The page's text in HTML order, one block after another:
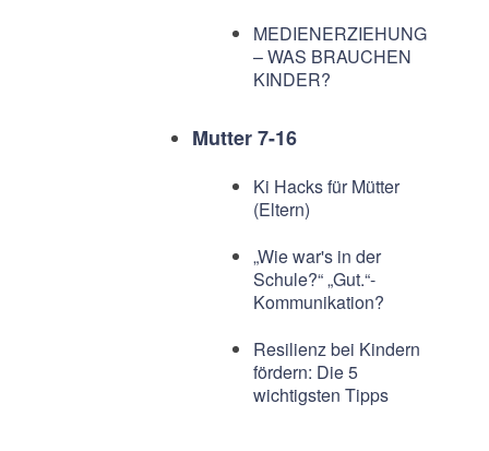
MEDIENERZIEHUNG
– WAS BRAUCHEN
KINDER?
Mutter 7-16
Ki Hacks für Mütter
(Eltern)
„Wie war's in der
Schule?“ „Gut.“-
Kommunikation?
Resilienz bei Kindern
fördern: Die 5
wichtigsten Tipps